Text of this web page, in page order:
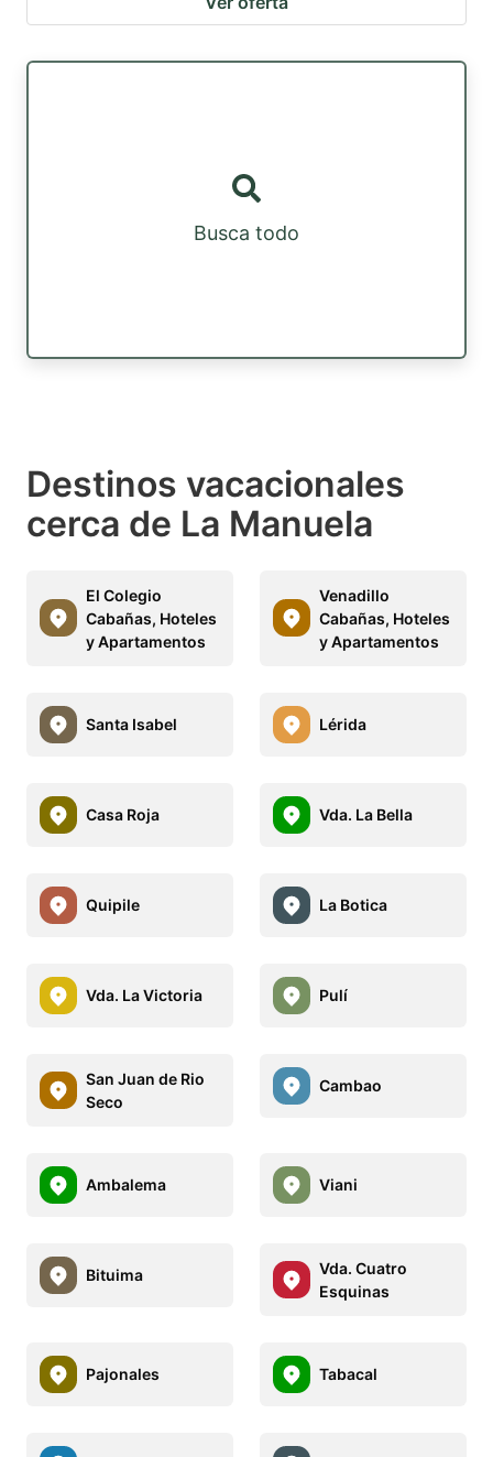
Busca todo
Destinos vacacionales
cerca de La Manuela
El Colegio
Cabañas, Hoteles
y Apartamentos
Venadillo
Cabañas, Hoteles
y Apartamentos
Santa Isabel Lérida
Casa Roja Vda. La Bella
Quipile La Botica
Vda. La Victoria Pulí
San Juan de Rio
Seco
Cambao
Ambalema Viani
Bituima
Vda. Cuatro
Esquinas
Pajonales Tabacal